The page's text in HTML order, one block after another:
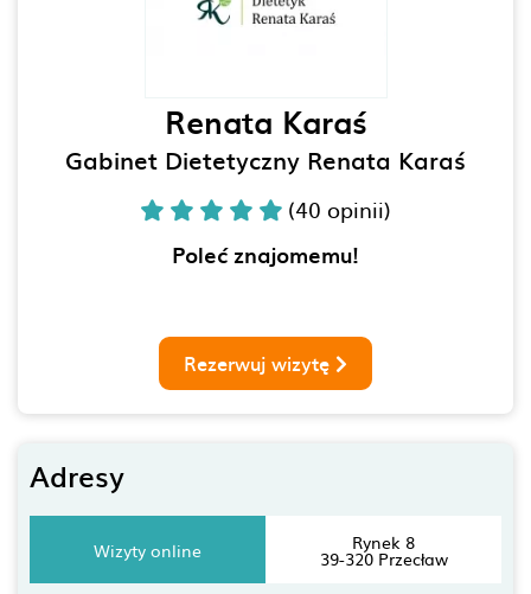
Renata Karaś
Gabinet Dietetyczny Renata Karaś
(40 opinii)
Poleć znajomemu!
Rezerwuj wizytę
Adresy
Wizyty online Rynek 8
39-320 Przecław